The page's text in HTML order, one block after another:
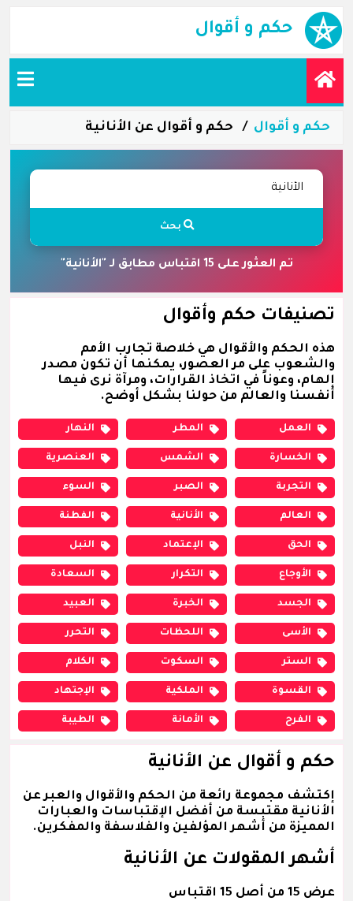
حكم و أقوال
حكم و أقوال حكم و أقوال عن الأنانية
بحث
تم العثور على 15 اقتباس مطابق لـ "الأنانية"
تصنيفات حكم وأقوال
هذه الحكم والأقوال هي خلاصة تجارب الأمم
والشعوب على مر العصور، يمكنها أن تكون مصدر
إلهام، وعوناً في اتخاذ القرارات، ومرآة نرى فيها
أنفسنا والعالم من حولنا بشكل أوضح.
العمل المطر النهار
الخسارة الشمس العنصرية
التجربة الصبر السوء
العالم الأنانية الفطنة
الحق الإعتماد النبل
الأوجاع التكرار السعادة
الجسد الخبرة العبيد
الأسى اللحظات التحرر
الستر السكوت الكلام
القسوة الملكية الإجتهاد
الفرح الأمانة الطيبة
حكم و أقوال عن الأنانية
إكتشف مجموعة رائعة من الحكم والأقوال والعبر عن
الأنانية مقتبسة من أفضل الإقتباسات والعبارات
المميزة من أشهر المؤلفين والفلاسفة والمفكرين.
أشهر المقولات عن الأنانية
عرض 15 من أصل 15 اقتباس